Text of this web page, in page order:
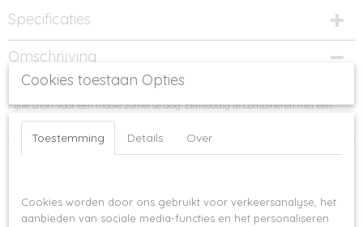
Specificaties
Productcode
771-762
Omschrijving
Little Hedonist - Short Gigi pirate Black
Fijne short voor een mooie zomerse dag. Eenvoudig te combineren met een
stoere tanktop of te gek shirt!
Ook interessant
Cookies toestaan Opties
Toestemming Details Over
Cookies worden door ons gebruikt voor verkeersanalyse, het
aanbieden van sociale media-functies en het personaliseren